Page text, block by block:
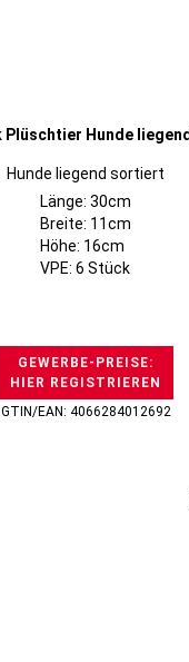
Hunde liegend sortiert
Länge: 30cm
Breite: 11cm
Höhe: 16cm
VPE: 6 Stück
GEWERBE-PREISE:
HIER REGISTRIEREN
GTIN/EAN: 4066284012692